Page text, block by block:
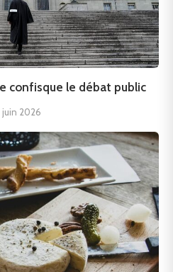
confisque le débat public
2026